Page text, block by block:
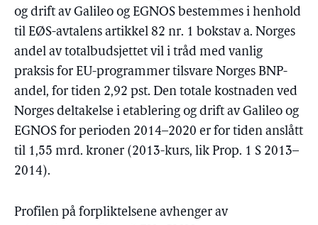
og drift av Galileo og EGNOS bestemmes i henhold
til EØS-avtalens artikkel 82 nr. 1 bokstav a. Norges
andel av totalbudsjettet vil i tråd med vanlig
praksis for EU-programmer tilsvare Norges BNP-
andel, for tiden 2,92 pst. Den totale kostnaden ved
Norges deltakelse i etablering og drift av Galileo og
EGNOS for perioden 2014–2020 er for tiden anslått
til 1,55 mrd. kroner (2013-kurs, lik Prop. 1 S 2013–
2014).
Profilen på forpliktelsene avhenger av